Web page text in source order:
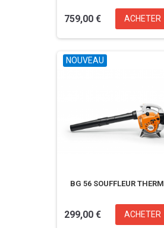
759,00 € ACHETER
NOUVEAU
BG 56 SOUFFLEUR THERM
299,00 € ACHETER